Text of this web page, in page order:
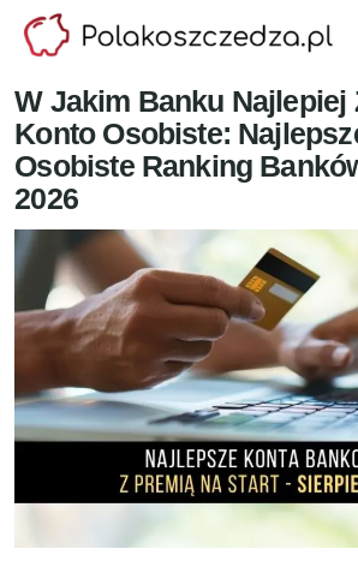
Przejdź
W Jakim Banku Najlepiej
Konto Osobiste:
Osobiste Ranking
2026